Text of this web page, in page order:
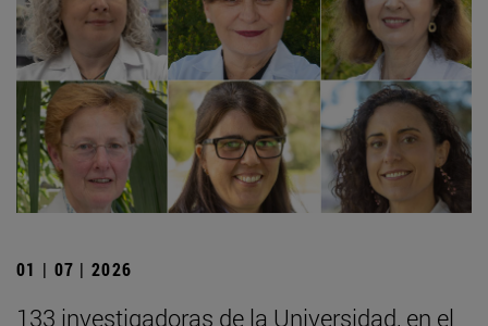
01 | 07 | 2026
133 investigadoras de la Universidad, en el